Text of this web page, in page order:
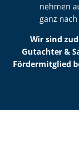
nehmen
ganz
Wir sind
Gutachter &
Fördermitglied